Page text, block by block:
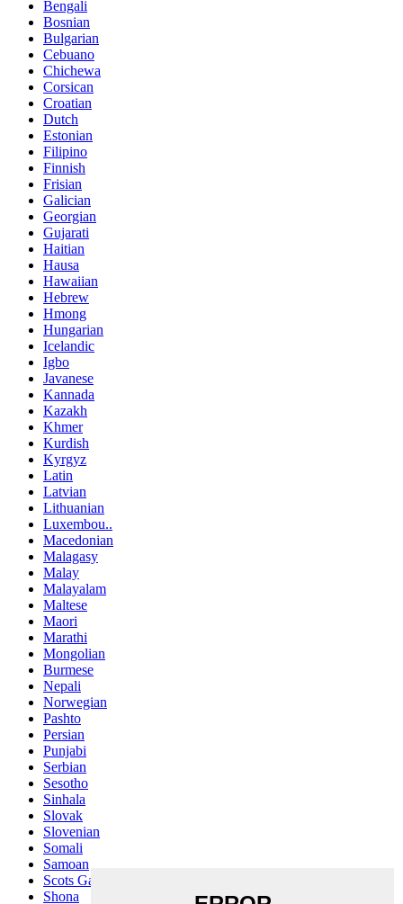
Bengali
Bosnian
Bulgarian
Cebuano
Chichewa
Corsican
Croatian
Dutch
Estonian
Filipino
Finnish
Frisian
Galician
Georgian
Gujarati
Haitian
Hausa
Hawaiian
Hebrew
Hmong
Hungarian
Icelandic
Igbo
Javanese
Kannada
Kazakh
Khmer
Kurdish
Kyrgyz
Latin
Latvian
Lithuanian
Luxembou..
Macedonian
Malagasy
Malay
Malayalam
Maltese
Maori
Marathi
Mongolian
Burmese
Nepali
Norwegian
Pashto
Persian
Punjabi
Serbian
Sesotho
Sinhala
Slovak
Slovenian
Somali
Samoan
Scots Gaelic
Shona